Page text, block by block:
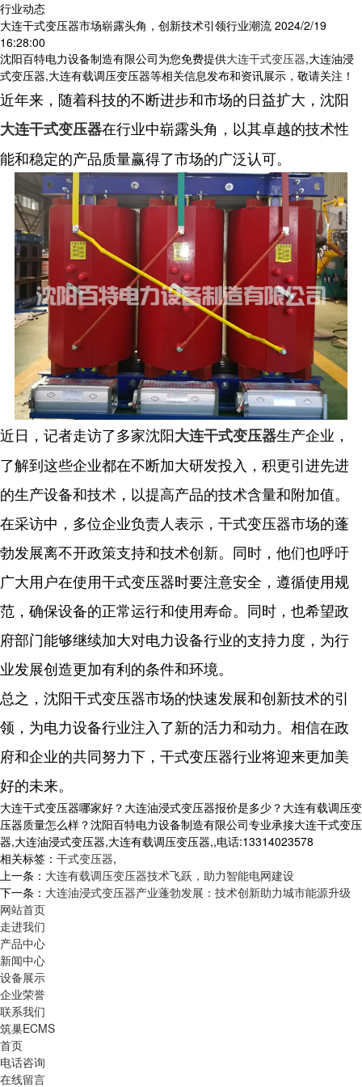
行业动态
大连干式变压器市场崭露头角，创新技术引领行业潮流 2024/2/19
16:28:00
沈阳百特电力设备制造有限公司为您免费提供大连干式变压器,大连油浸
式变压器,大连有载调压变压器等相关信息发布和资讯展示，敬请关注！
近年来，随着科技的不断进步和市场的日益扩大，沈阳
大连干式变压器在行业中崭露头角，以其卓越的技术性
能和稳定的产品质量赢得了市场的广泛认可。
近日，记者走访了多家沈阳大连干式变压器生产企业，
了解到这些企业都在不断加大研发投入，积更引进先进
的生产设备和技术，以提高产品的技术含量和附加值。
在采访中，多位企业负责人表示，干式变压器市场的蓬
勃发展离不开政策支持和技术创新。同时，他们也呼吁
广大用户在使用干式变压器时要注意安全，遵循使用规
范，确保设备的正常运行和使用寿命。同时，也希望政
府部门能够继续加大对电力设备行业的支持力度，为行
业发展创造更加有利的条件和环境。
总之，沈阳干式变压器市场的快速发展和创新技术的引
领，为电力设备行业注入了新的活力和动力。相信在政
府和企业的共同努力下，干式变压器行业将迎来更加美
好的未来。
大连干式变压器哪家好？大连油浸式变压器报价是多少？大连有载调压变
压器质量怎么样？沈阳百特电力设备制造有限公司专业承接大连干式变压
器,大连油浸式变压器,大连有载调压变压器,,电话:13314023578
相关标签： 干式变压器,
上一条： 大连有载调压变压器技术飞跃，助力智能电网建设
下一条： 大连油浸式变压器产业蓬勃发展：技术创新助力城市能源升级
网站首页
走进我们
产品中心
新闻中心
设备展示
企业荣誉
联系我们
筑巢ECMS
首页
电话咨询
在线留言